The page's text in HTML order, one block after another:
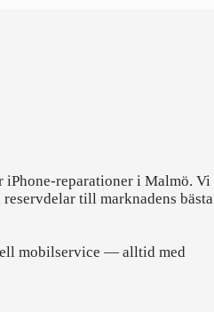
reparationer i Malmö. Vi
till marknadens bästa
mobilservice — alltid med